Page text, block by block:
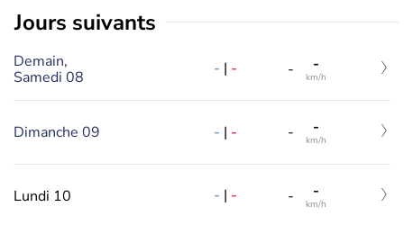
jours suivants
Demain,
Samedi 08
- | - - -
km/h
Dimanche 09 - | - - -
km/h
Lundi 10 - | - - -
km/h